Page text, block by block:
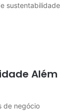
sustentabilidade
Além
de negócio